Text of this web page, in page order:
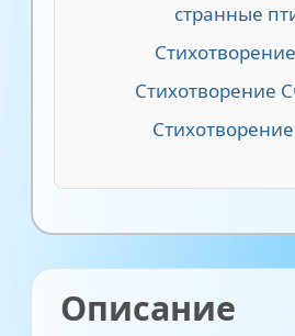
странные
Стихотворение
Описание